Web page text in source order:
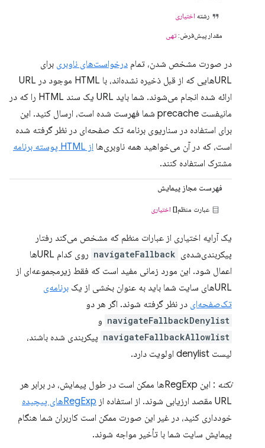
رشته اختیاری
مقدار پیش‌فرض: تهی
در صورت مشخص شدن، تمام درخواست‌های ناوبری برای
URLهایی که از قبل ذخیره نشده‌اند، با HTML موجود در URL
ارائه شده انجام می‌شوند. شما باید URL یک سند HTML را که در
مانیفست precache شما فهرست شده است، ارسال کنید. این
برای استفاده در سناریوی برنامه تک صفحه‌ای در نظر گرفته شده
است، که در آن می‌خواهید همه ناوبری‌ها از HTML پوسته برنامه
مشترک استفاده کنند.
فهرست مجاز پیمایش
عبارت منظم[] اختیاری
یک آرایه اختیاری از عبارات منظم که مشخص می‌کند رفتار
پیکربندی‌شده‌ی navigateFallback
روی کدام URLها
اعمال شود. این مورد زمانی مفید است که فقط زیرمجموعه‌ای از
URLهای سایت شما باید به عنوان بخشی از یک
برنامه‌ی
تک‌صفحه‌ای در نظر گرفته شوند. اگر هر دو
navigateFallbackDenylist و
navigateFallbackAllowlist پیکربندی شده باشند،
لیست denylist اولویت دارد.
نکته
: این RegExpها ممکن است در طول پیمایش، در برابر هر
URL مقصد ارزیابی شوند. از استفاده از
RegExpهای پیچیده
خودداری کنید، در غیر این صورت ممکن است کاربران شما هنگام
پیمایش سایت شما با تأخیر مواجه شوند.